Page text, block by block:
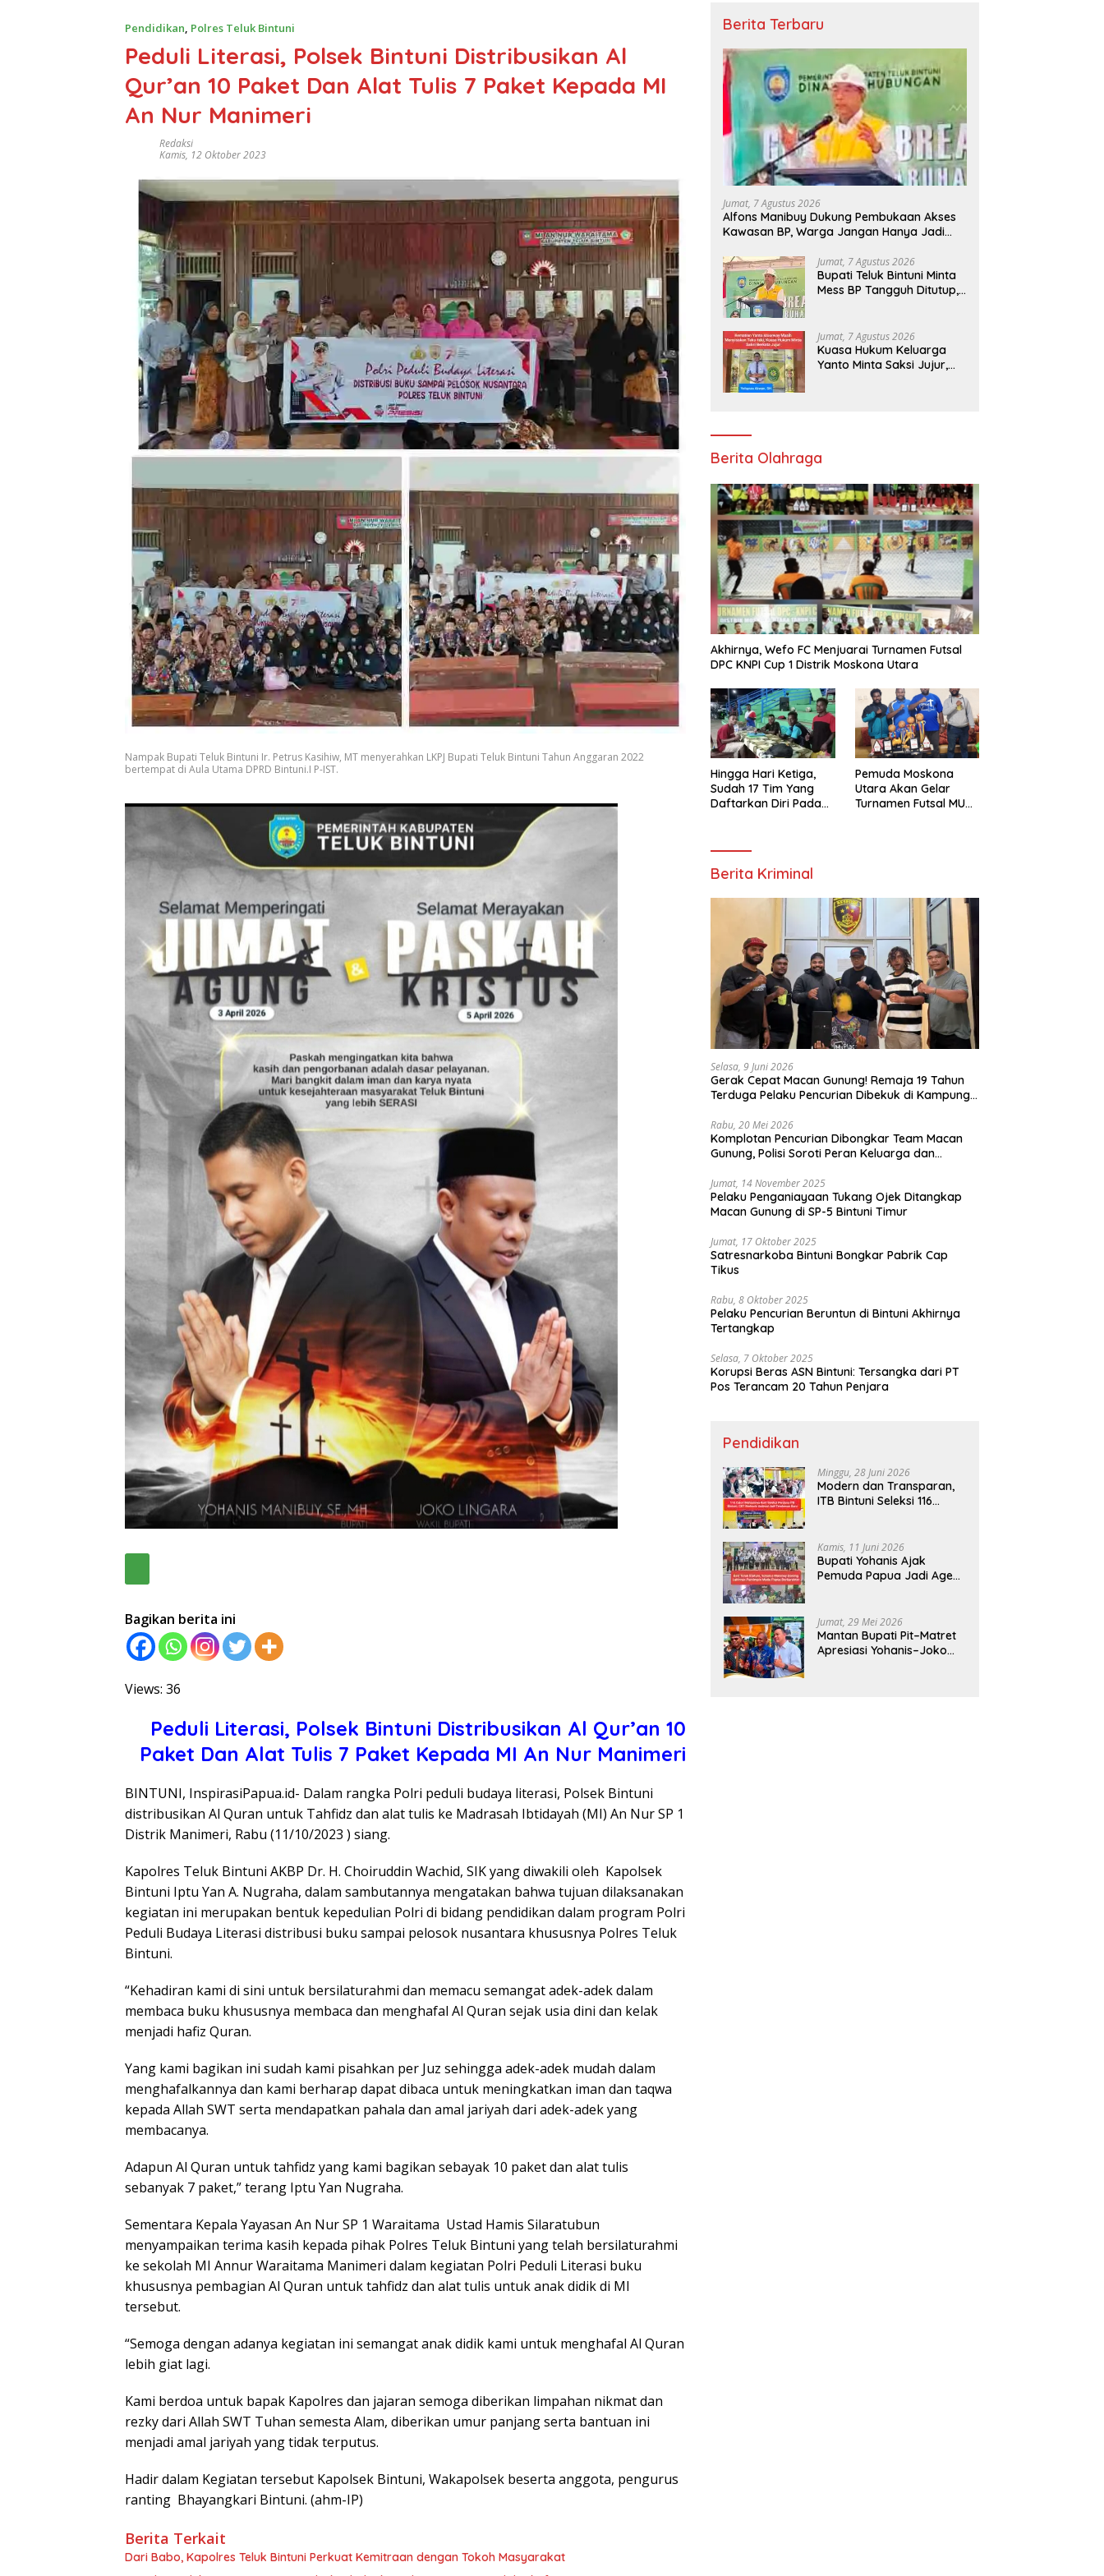
Pendidikan, Polres Teluk Bintuni
Peduli Literasi, Polsek Bintuni Distribusikan Al
Qur’an 10 Paket Dan Alat Tulis 7 Paket Kepada MI
An Nur Manimeri
Redaksi
Kamis, 12 Oktober 2023
Nampak Bupati Teluk Bintuni Ir. Petrus Kasihiw, MT menyerahkan LKPJ Bupati Teluk Bintuni Tahun Anggaran 2022
bertempat di Aula Utama DPRD Bintuni.I P-IST.
Bagikan berita ini
Views: 36
Peduli Literasi, Polsek Bintuni Distribusikan Al Qur’an 10
Paket Dan Alat Tulis 7 Paket Kepada MI An Nur Manimeri
BINTUNI, InspirasiPapua.id- Dalam rangka Polri peduli budaya literasi, Polsek Bintuni
distribusikan Al Quran untuk Tahfidz dan alat tulis ke Madrasah Ibtidayah (MI) An Nur SP 1
Distrik Manimeri, Rabu (11/10/2023 ) siang.
Kapolres Teluk Bintuni AKBP Dr. H. Choiruddin Wachid, SIK yang diwakili oleh Kapolsek
Bintuni Iptu Yan A. Nugraha, dalam sambutannya mengatakan bahwa tujuan dilaksanakan
kegiatan ini merupakan bentuk kepedulian Polri di bidang pendidikan dalam program Polri
Peduli Budaya Literasi distribusi buku sampai pelosok nusantara khususnya Polres Teluk
Bintuni.
“Kehadiran kami di sini untuk bersilaturahmi dan memacu semangat adek-adek dalam
membaca buku khususnya membaca dan menghafal Al Quran sejak usia dini dan kelak
menjadi hafiz Quran.
Yang kami bagikan ini sudah kami pisahkan per Juz sehingga adek-adek mudah dalam
menghafalkannya dan kami berharap dapat dibaca untuk meningkatkan iman dan taqwa
kepada Allah SWT serta mendapatkan pahala dan amal jariyah dari adek-adek yang
membacanya.
Adapun Al Quran untuk tahfidz yang kami bagikan sebayak 10 paket dan alat tulis
sebanyak 7 paket,” terang Iptu Yan Nugraha.
Sementara Kepala Yayasan An Nur SP 1 Waraitama Ustad Hamis Silaratubun
menyampaikan terima kasih kepada pihak Polres Teluk Bintuni yang telah bersilaturahmi
ke sekolah MI Annur Waraitama Manimeri dalam kegiatan Polri Peduli Literasi buku
khususnya pembagian Al Quran untuk tahfidz dan alat tulis untuk anak didik di MI
tersebut.
“Semoga dengan adanya kegiatan ini semangat anak didik kami untuk menghafal Al Quran
lebih giat lagi.
Kami berdoa untuk bapak Kapolres dan jajaran semoga diberikan limpahan nikmat dan
rezky dari Allah SWT Tuhan semesta Alam, diberikan umur panjang serta bantuan ini
menjadi amal jariyah yang tidak terputus.
Hadir dalam Kegiatan tersebut Kapolsek Bintuni, Wakapolsek beserta anggota, pengurus
ranting Bhayangkari Bintuni. (ahm-IP)
Berita Terkait
Dari Babo, Kapolres Teluk Bintuni Perkuat Kemitraan dengan Tokoh Masyarakat
Berita Terbaru
Jumat, 7 Agustus 2026
Alfons Manibuy Dukung Pembukaan Akses
Kawasan BP, Warga Jangan Hanya Jadi
Jumat, 7 Agustus 2026
Bupati Teluk Bintuni Minta
Mess BP Tangguh Ditutup,
Jumat, 7 Agustus 2026
Kuasa Hukum Keluarga
Yanto Minta Saksi Jujur,
Berita Olahraga
Akhirnya, Wefo FC Menjuarai Turnamen Futsal
DPC KNPI Cup 1 Distrik Moskona Utara
Hingga Hari Ketiga,
Sudah 17 Tim Yang
Daftarkan Diri Pada
Teluk Bintuni
Pemuda Moskona
Utara Akan Gelar
Turnamen Futsal MU
Berita Kriminal
Selasa, 9 Juni 2026
Gerak Cepat Macan Gunung! Remaja 19 Tahun
Terduga Pelaku Pencurian Dibekuk di Kampung
Rabu, 20 Mei 2026
Komplotan Pencurian Dibongkar Team Macan
Gunung, Polisi Soroti Peran Keluarga dan
Jumat, 14 November 2025
Pelaku Penganiayaan Tukang Ojek Ditangkap
Macan Gunung di SP-5 Bintuni Timur
Jumat, 17 Oktober 2025
Satresnarkoba Bintuni Bongkar Pabrik Cap
Tikus
Rabu, 8 Oktober 2025
Pelaku Pencurian Beruntun di Bintuni Akhirnya
Tertangkap
Selasa, 7 Oktober 2025
Korupsi Beras ASN Bintuni: Tersangka dari PT
Pos Terancam 20 Tahun Penjara
Pendidikan
Minggu, 28 Juni 2026
Modern dan Transparan,
ITB Bintuni Seleksi 116
Kamis, 11 Juni 2026
Bupati Yohanis Ajak
Pemuda Papua Jadi Agen
Jumat, 29 Mei 2026
Mantan Bupati Pit–Matret
Apresiasi Yohanis–Joko